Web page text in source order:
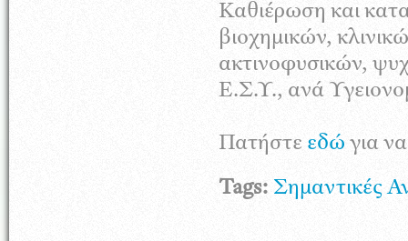
Καθιέρωση και
βιοχημικών,
ακτινοφυσικών,
Ε.Σ.Υ., ανά
Πατήστε εδώ για
Tags: Σημαντικές